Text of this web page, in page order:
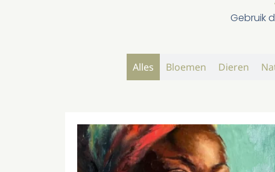
Gebruik
Alles Bloemen Dieren